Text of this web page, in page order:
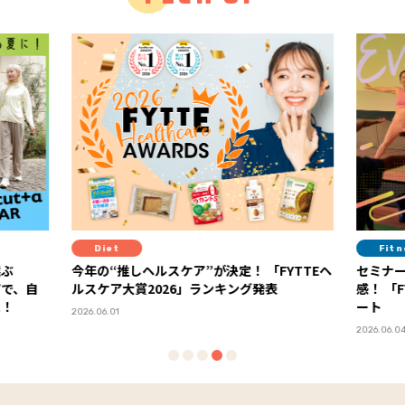
、自
Diet
今年の“推しヘルスケア”が決定！ 「FYTTEヘ
ルスケア大賞2026」ランキング発表
2026.06.01
セミナ
感！ 「FYTTEウェルネスデイ」イベントレポ
ート